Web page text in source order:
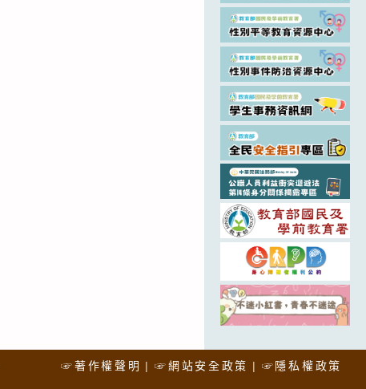
☞著作權聲明 ☞網站安全政策 ☞隱私權政策